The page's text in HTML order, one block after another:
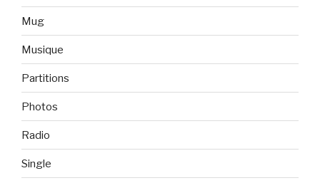
Mug
Musique
Partitions
Photos
Radio
Single